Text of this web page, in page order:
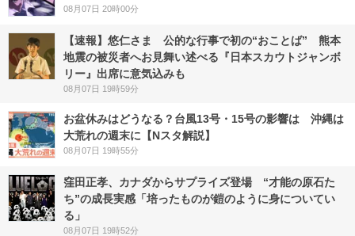
08月07日 20時00分
【速報】悠仁さま 公的な行事で初の“おことば” 熊本
地震の被災者へお見舞い述べる『日本スカウトジャンボ
リー』出席に意気込みも
08月07日 19時59分
お盆休みはどうなる？台風13号・15号の影響は 沖縄は
大荒れの週末に【Nスタ解説】
08月07日 19時55分
窪田正孝、カナダからサプライズ登場 “才能の原石た
ち”の成長実感「培ったものが鎧のように身についてい
る」
08月07日 19時52分